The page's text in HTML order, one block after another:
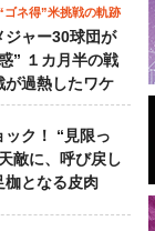
ゴネ得”米挑戦の軌跡
ジャー30球団が
” １カ月半の戦
が過熱したワケ
ック！ “見限っ
敵に、呼び戻し
枷となる皮肉